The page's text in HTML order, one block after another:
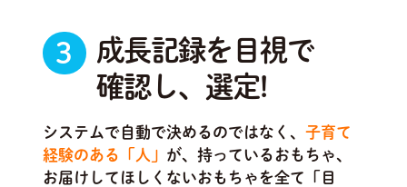
3
成長記録を目視で
確認し、選定!
システムで自動で決めるのではなく、子育て
経験のある「人」 が、持っているおもちゃ、
お届けしてほしくないおもちゃを全て「目